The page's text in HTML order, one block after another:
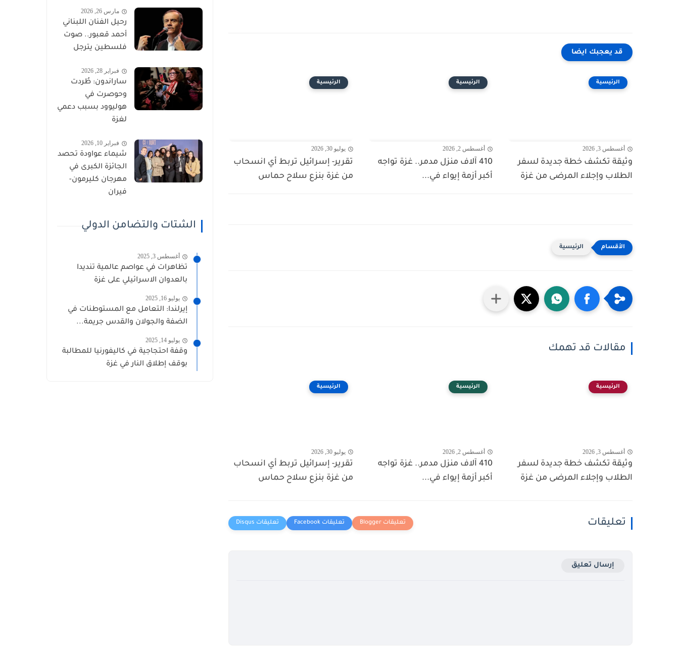
قد يعجبك ايضا
الرئيسية
أغسطس 3, 2026
وثيقة تكشف خطة جديدة لسفر
الطلاب وإجلاء المرضى من غزة
الرئيسية
أغسطس 2, 2026
410 آلاف منزل مدمر.. غزة تواجه
أكبر أزمة إيواء في...
الرئيسية
يوليو 30, 2026
تقرير- إسرائيل تربط أي انسحاب
من غزة بنزع سلاح حماس
الرئيسية
مقالات قد تهمك
الرئيسية
أغسطس 3, 2026
وثيقة تكشف خطة جديدة لسفر
الطلاب وإجلاء المرضى من غزة
الرئيسية
أغسطس 2, 2026
410 آلاف منزل مدمر.. غزة تواجه
أكبر أزمة إيواء في...
الرئيسية
يوليو 30, 2026
تقرير- إسرائيل تربط أي انسحاب
من غزة بنزع سلاح حماس
تعليقات
إرسال تعليق
مارس 26, 2026
رحيل الفنان اللبناني
أحمد قعبور.. صوت
فلسطين يترجل
فبراير 28, 2026
ساراندون: طُردت
وحوصرت في
هوليوود بسبب دعمي
لغزة
فبراير 10, 2026
شيماء عواودة تحصد
الجائزة الكبرى في
مهرجان كليرمون-
فيران
الشتات والتضامن الدولي
أغسطس 3, 2025
تظاهرات في عواصم عالمية تنديدا
بالعدوان الاسرائيلي على غزة
يوليو 16, 2025
إيرلندا: التعامل مع المستوطنات في
الضفة والجولان والقدس جريمة...
يوليو 14, 2025
وقفة احتجاجية في كاليفورنيا للمطالبة
بوقف إطلاق النار في غزة